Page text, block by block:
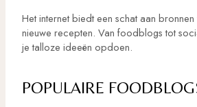
Het internet biedt een schat aan
nieuwe recepten. Van foodblogs tot
je talloze ideeën opdoen.
POPULAIRE